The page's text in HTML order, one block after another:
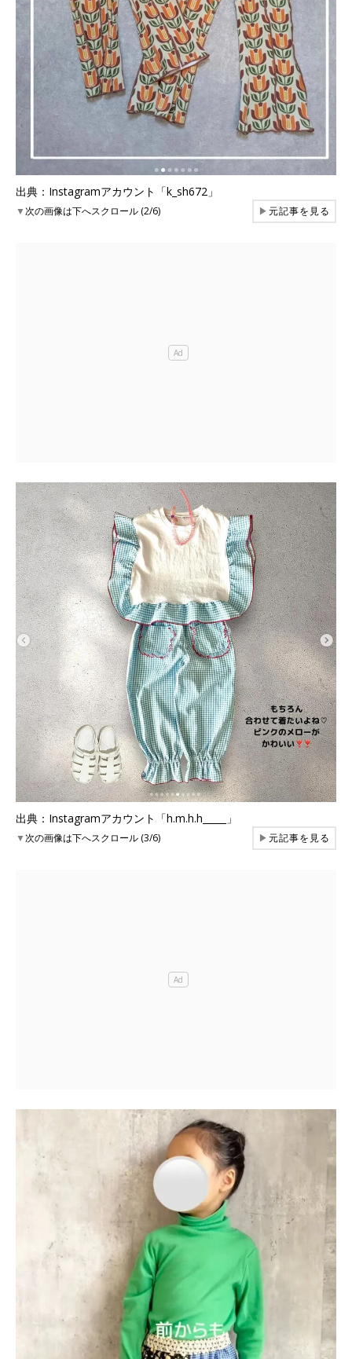
出典：Instagramアカウント「k_sh672」
▼次の画像は下へスクロール (2/6) ▶元記事を見る
出典：Instagramアカウント「h.m.h.h_____」
▼次の画像は下へスクロール (3/6) ▶元記事を見る